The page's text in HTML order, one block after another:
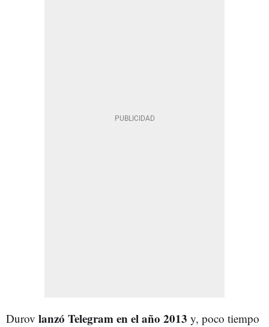
Durov lanzó Telegram en el año 2013 y, poco tiempo